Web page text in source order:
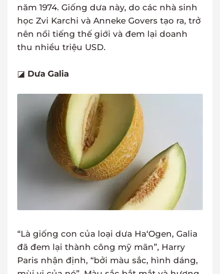
năm 1974. Giống dưa này, do các nhà sinh
học Zvi Karchi và Anneke Govers tạo ra, trở
nên nổi tiếng thế giới và đem lại doanh
thu nhiều triệu USD.
◪ Dưa Galia
“Là giống con của loại dưa Ha‘Ogen, Galia
đã đem lại thành công mỹ mãn”, Harry
Paris nhận định, “bởi màu sắc, hình dáng,